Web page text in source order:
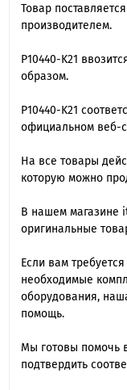
Товар
производителем.
P10440-K21
образом.
P10440-K21
официальном веб-
На все товары
которую можно
В нашем магазине
оригинальные
Если вам
необходимые
оборудования,
помощь.
Мы готовы помочь
подтвердить